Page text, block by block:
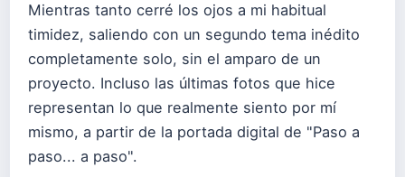
Mientras tanto cerré los ojos a mi habitual
timidez, saliendo con un segundo tema inédito
completamente solo, sin el amparo de un
proyecto. Incluso las últimas fotos que hice
representan lo que realmente siento por mí
mismo, a partir de la portada digital de "Paso a
paso... a paso".